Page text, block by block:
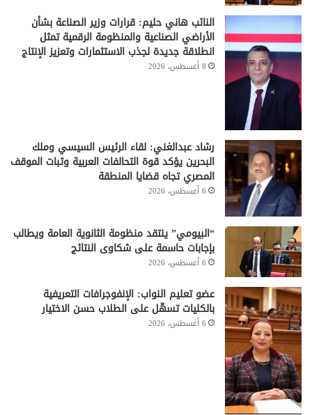
النائب هاني حليم: قرارات وزير الصناعة بشأن
الأراضي الصناعية والمنظومة الرقمية تمثل
انطلاقة جديدة لجذب الاستثمارات وتعزيز الإنتاج
8 أغسطس، 2026
رشاد عبدالغني: لقاء الرئيس السيسي وملك
البحرين يؤكد قوة التحالفات العربية وثبات الموقف
المصري تجاه قضايا المنطقة
6 أغسطس، 2026
“البيومي” ينتقد منظومة الثانوية العامة ويطالب
بإجابات حاسمة على شكاوى النتائج
6 أغسطس، 2026
عضو تعليم النواب: الإنفوجرافات التعريفية
بالكليات تسهّل على الطلاب حسن الاختيار
6 أغسطس، 2026